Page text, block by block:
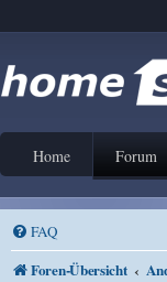
Home Forum
FAQ
Foren-Übersicht